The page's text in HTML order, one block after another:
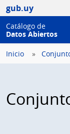
gub.uy
Catálogo de
Datos Abiertos
Inicio